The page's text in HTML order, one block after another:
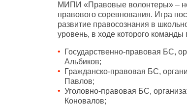
МИПИ «Правовые волонтеры» –
правового соревнования. Игра
развитие правосознания в
уровень, в ходе которого
Государственно-правовая БС,
Альбиков;
Гражданско-правовая БС,
Павлов;
Уголовно-правовая БС,
Коновалов;